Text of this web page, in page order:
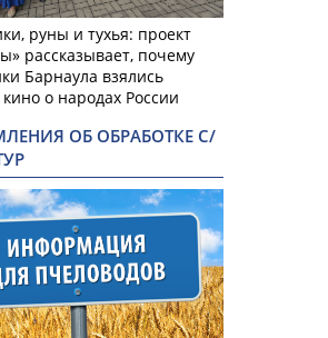
руны и тухья: проект
рассказывает, почему
Барнаула взялись
о народах России
ОБ ОБРАБОТКЕ С/